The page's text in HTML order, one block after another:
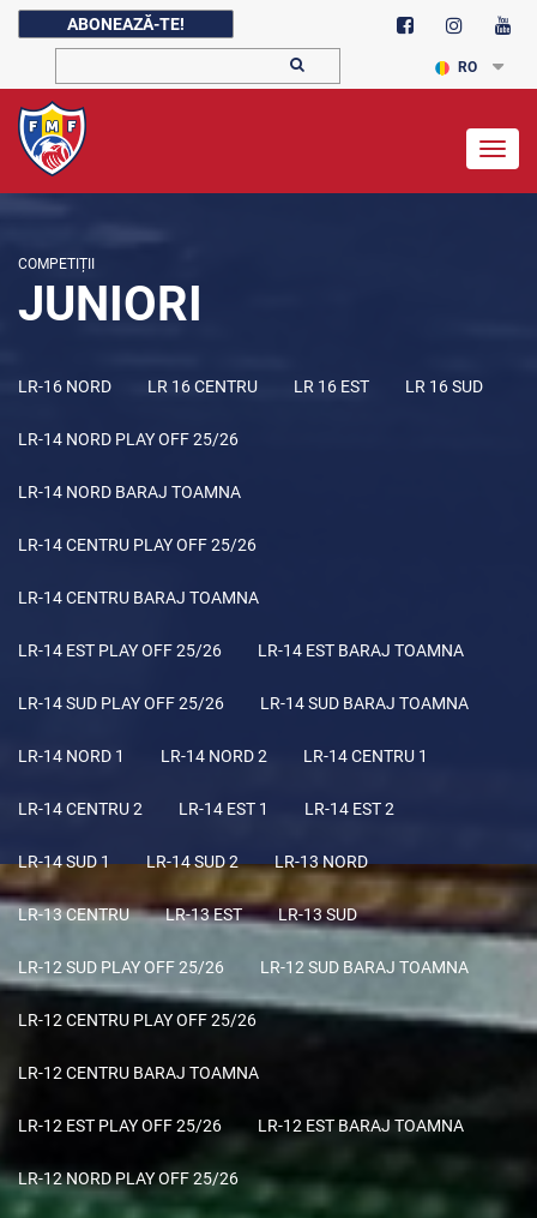
ABONEAZĂ-TE!
RO
COMPETIȚII
JUNIORI
LR-16 NORD LR 16 CENTRU LR 16 EST LR 16 SUD
LR-14 NORD PLAY OFF 25/26
LR-14 NORD BARAJ TOAMNA
LR-14 CENTRU PLAY OFF 25/26
LR-14 CENTRU BARAJ TOAMNA
LR-14 EST PLAY OFF 25/26 LR-14 EST BARAJ TOAMNA
LR-14 SUD PLAY OFF 25/26 LR-14 SUD BARAJ TOAMNA
LR-14 NORD 1 LR-14 NORD 2 LR-14 CENTRU 1
LR-14 CENTRU 2 LR-14 EST 1 LR-14 EST 2
LR-14 SUD 1 LR-14 SUD 2 LR-13 NORD
LR-13 CENTRU LR-13 EST LR-13 SUD
LR-12 SUD PLAY OFF 25/26 LR-12 SUD BARAJ TOAMNA
LR-12 CENTRU PLAY OFF 25/26
LR-12 CENTRU BARAJ TOAMNA
LR-12 EST PLAY OFF 25/26 LR-12 EST BARAJ TOAMNA
LR-12 NORD PLAY OFF 25/26